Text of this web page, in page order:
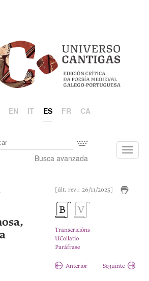
EN IT ES FR CA
Busca avanzada
[últ. rev.: 26/11/2025]
Transcricións
UCollatio
Paráfrase
Anterior Seguinte